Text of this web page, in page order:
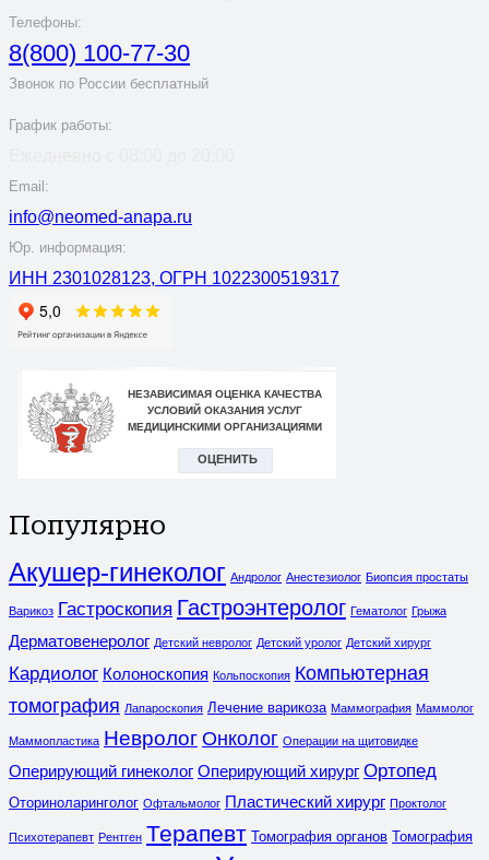
Телефоны:
8(800) 100-77-30
Звонок по России бесплатный
График работы:
Email:
info@neomed-anapa.ru
Юр. информация:
ИНН 2301028123, ОГРН 1022300519317
Популярно
Акушер-гинеколог Андролог Анестезиолог Биопсия простаты
Варикоз Гастроскопия Гастроэнтеролог Гематолог Грыжа
Дерматовенеролог Детский невролог Детский уролог Детский хирург
Кардиолог Колоноскопия Кольпоскопия Компьютерная
томография Лапароскопия Лечение варикоза Маммография Маммолог
Маммопластика Невролог Онколог Операции на щитовидке
Оперирующий гинеколог Оперирующий хирург Ортопед
Оториноларинголог Офтальмолог Пластический хирург Проктолог
Психотерапевт Рентген Терапевт Томография органов Томография